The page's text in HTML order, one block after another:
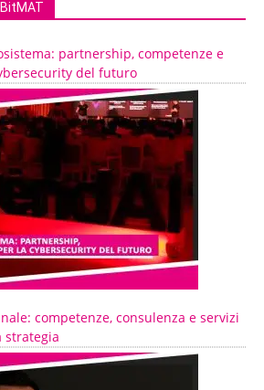
partnership, competenze e
del futuro
competenze, consulenza e servizi
strategia